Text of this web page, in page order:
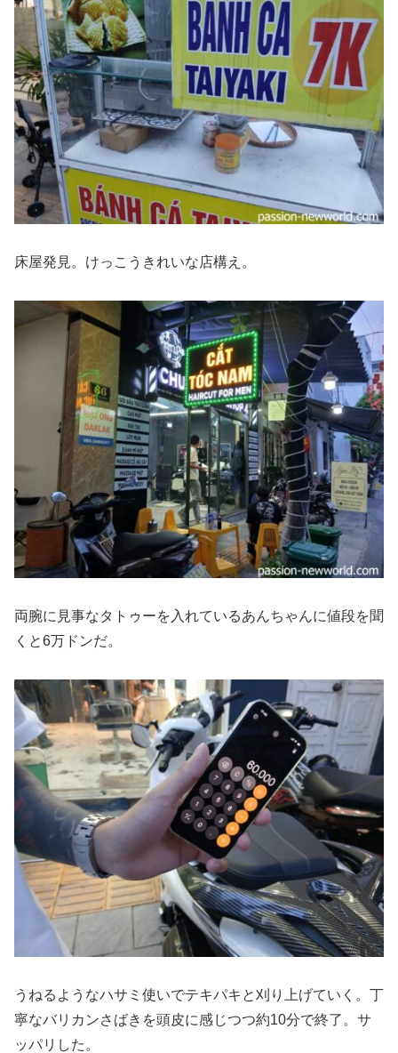
床屋発見。けっこうきれいな店構え。
両腕に見事なタトゥーを入れているあんちゃんに値段を聞
くと6万ドンだ。
うねるようなハサミ使いでテキパキと刈り上げていく。丁
寧なバリカンさばきを頭皮に感じつつ約10分で終了。サ
ッパリした。